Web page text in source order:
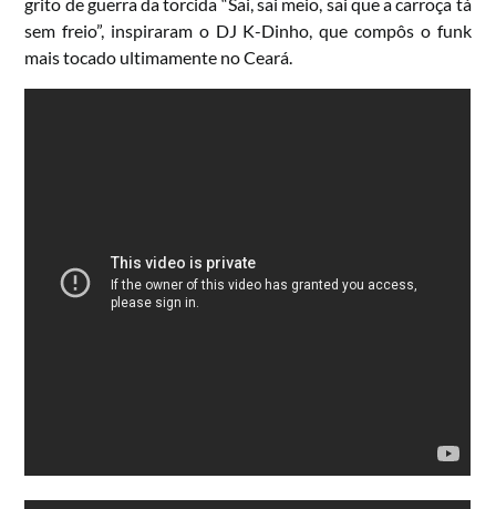
sem freio”, inspiraram o DJ K-Dinho, que compôs o funk
mais tocado ultimamente no Ceará.